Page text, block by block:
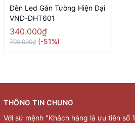
Đèn Led Gắn Tường Hiện Đại
VND-DHT601
340.000₫
700.000₫ (-51%)
THÔNG TIN CHUNG
Với sứ mệnh "Khách hàng là ưu tiên số